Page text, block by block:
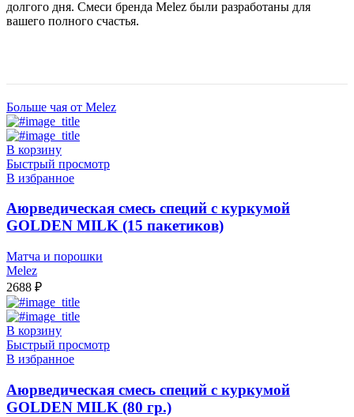
долгого дня. Смеси бренда Melez были разработаны для
вашего полного счастья.
Больше чая от Melez
В корзину
Быстрый просмотр
В избранное
Аюрведическая смесь специй с куркумой
GOLDEN MILK (15 пакетиков)
Матча и порошки
Melez
2688 ₽
В корзину
Быстрый просмотр
В избранное
Аюрведическая смесь специй с куркумой
GOLDEN MILK (80 гр.)